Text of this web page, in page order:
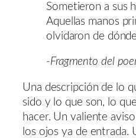
Sometieron a sus
Aquellas manos
olvidaron de
-Fragmento del
Una descripción de lo
sido y lo que son, lo
hacer. Un valiente
los ojos ya de entrada.